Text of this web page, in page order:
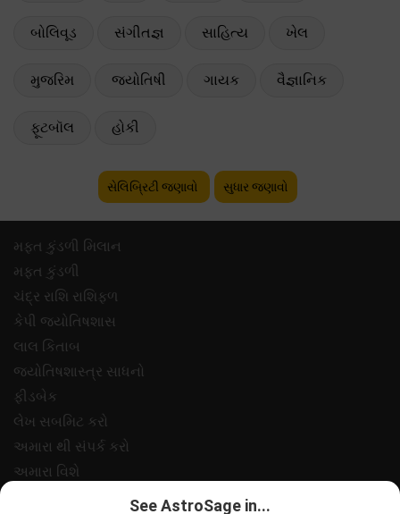
બોલિવૂડ સંગીતજ્ઞ સાહિત્ય ખેલ
મુજરિમ જ્યોતિષી ગાયક વૈજ્ઞાનિક
ફૂટબૉલ હોકી
સેલિબ્રિટી જણાવો સુધાર જણાવો
મફ્ત કુંડળી મિલાન
મફ્ત કુંડળી
ચંદ્ર રાશિ રાશિફળ
કેપી જ્યોતિષશાસ
લાલ કિતાબ
જ્યોતિષશાસ્ત્ર સાધનો
ફીડબેક
લેખ સબમિટ કરો
અમારા થી સંપર્ક કરો
અમારા વિશે
See AstroSage in...